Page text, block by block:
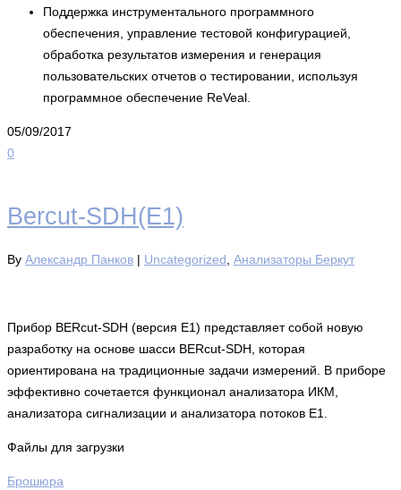
Поддержка инструментального программного
обеспечения, управление тестовой конфигурацией,
обработка результатов измерения и генерация
пользовательских отчетов о тестировании, используя
программное обеспечение ReVeal.
05/09/2017
0
Bercut-SDH(E1)
By Александр Панков | Uncategorized, Анализаторы Беркут
Прибор BERcut-SDH (версия E1) представляет собой новую
разработку на основе шасси BERcut-SDH, которая
ориентирована на традиционные задачи измерений. В приборе
эффективно сочетается функционал анализатора ИКМ,
анализатора сигнализации и анализатора потоков Е1.
Файлы для загрузки
Брошюра